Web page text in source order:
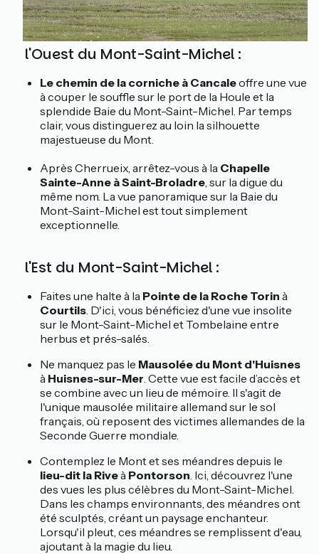
À l'Ouest du Mont-Saint-Michel :
Le chemin de la corniche à Cancaleoffre une vue
à couper le souffle sur le port de la Houle et la
splendide Baie du Mont-Saint-Michel. Par temps
clair, vous distinguerez au loin la silhouette
majestueuse du Mont.
Après Cherrueix, arrêtez-vous à la Chapelle
Sainte-Anne à Saint-Broladre , sur la digue du
même nom. La vue panoramique sur la Baie du
Mont-Saint-Michel est tout simplement
exceptionnelle.
À l'Est du Mont-Saint-Michel :
Faites une halte à la Pointe de la Roche Torin à
Courtils . D'ici, vous bénéficiez d'une vue insolite
sur le Mont-Saint-Michel et Tombelaine entre
herbus et prés-salés.
Ne manquez pas le Mausolée du Mont d'Huisnes
à Huisnes-sur-Mer . Cette vue est facile d’accès et
se combine avec un lieu de mémoire. Il s'agit de
l'unique mausolée militaire allemand sur le sol
français, où reposent des victimes allemandes de la
Seconde Guerre mondiale.
Contemplez le Mont et ses méandres depuis le
lieu-dit la Riveà Pontorson . Ici, découvrez l'une
des vues les plus célèbres du Mont-Saint-Michel.
Dans les champs environnants, des méandres ont
été sculptés, créant un paysage enchanteur.
Lorsqu'il pleut, ces méandres se remplissent d'eau,
ajoutant à la magie du lieu.